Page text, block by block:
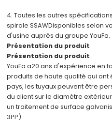
4. Toutes les autres
spirale SSAWDisponibles selon
d'usine auprès du groupe YouFa.
Présentation du produit
Présentation du produit
YouFa a20 ans d'expérience en
produits de haute qualité qui ont
pays, les tuyaux peuvent être
du client sur le diamètre
un traitement de surface
3PP).